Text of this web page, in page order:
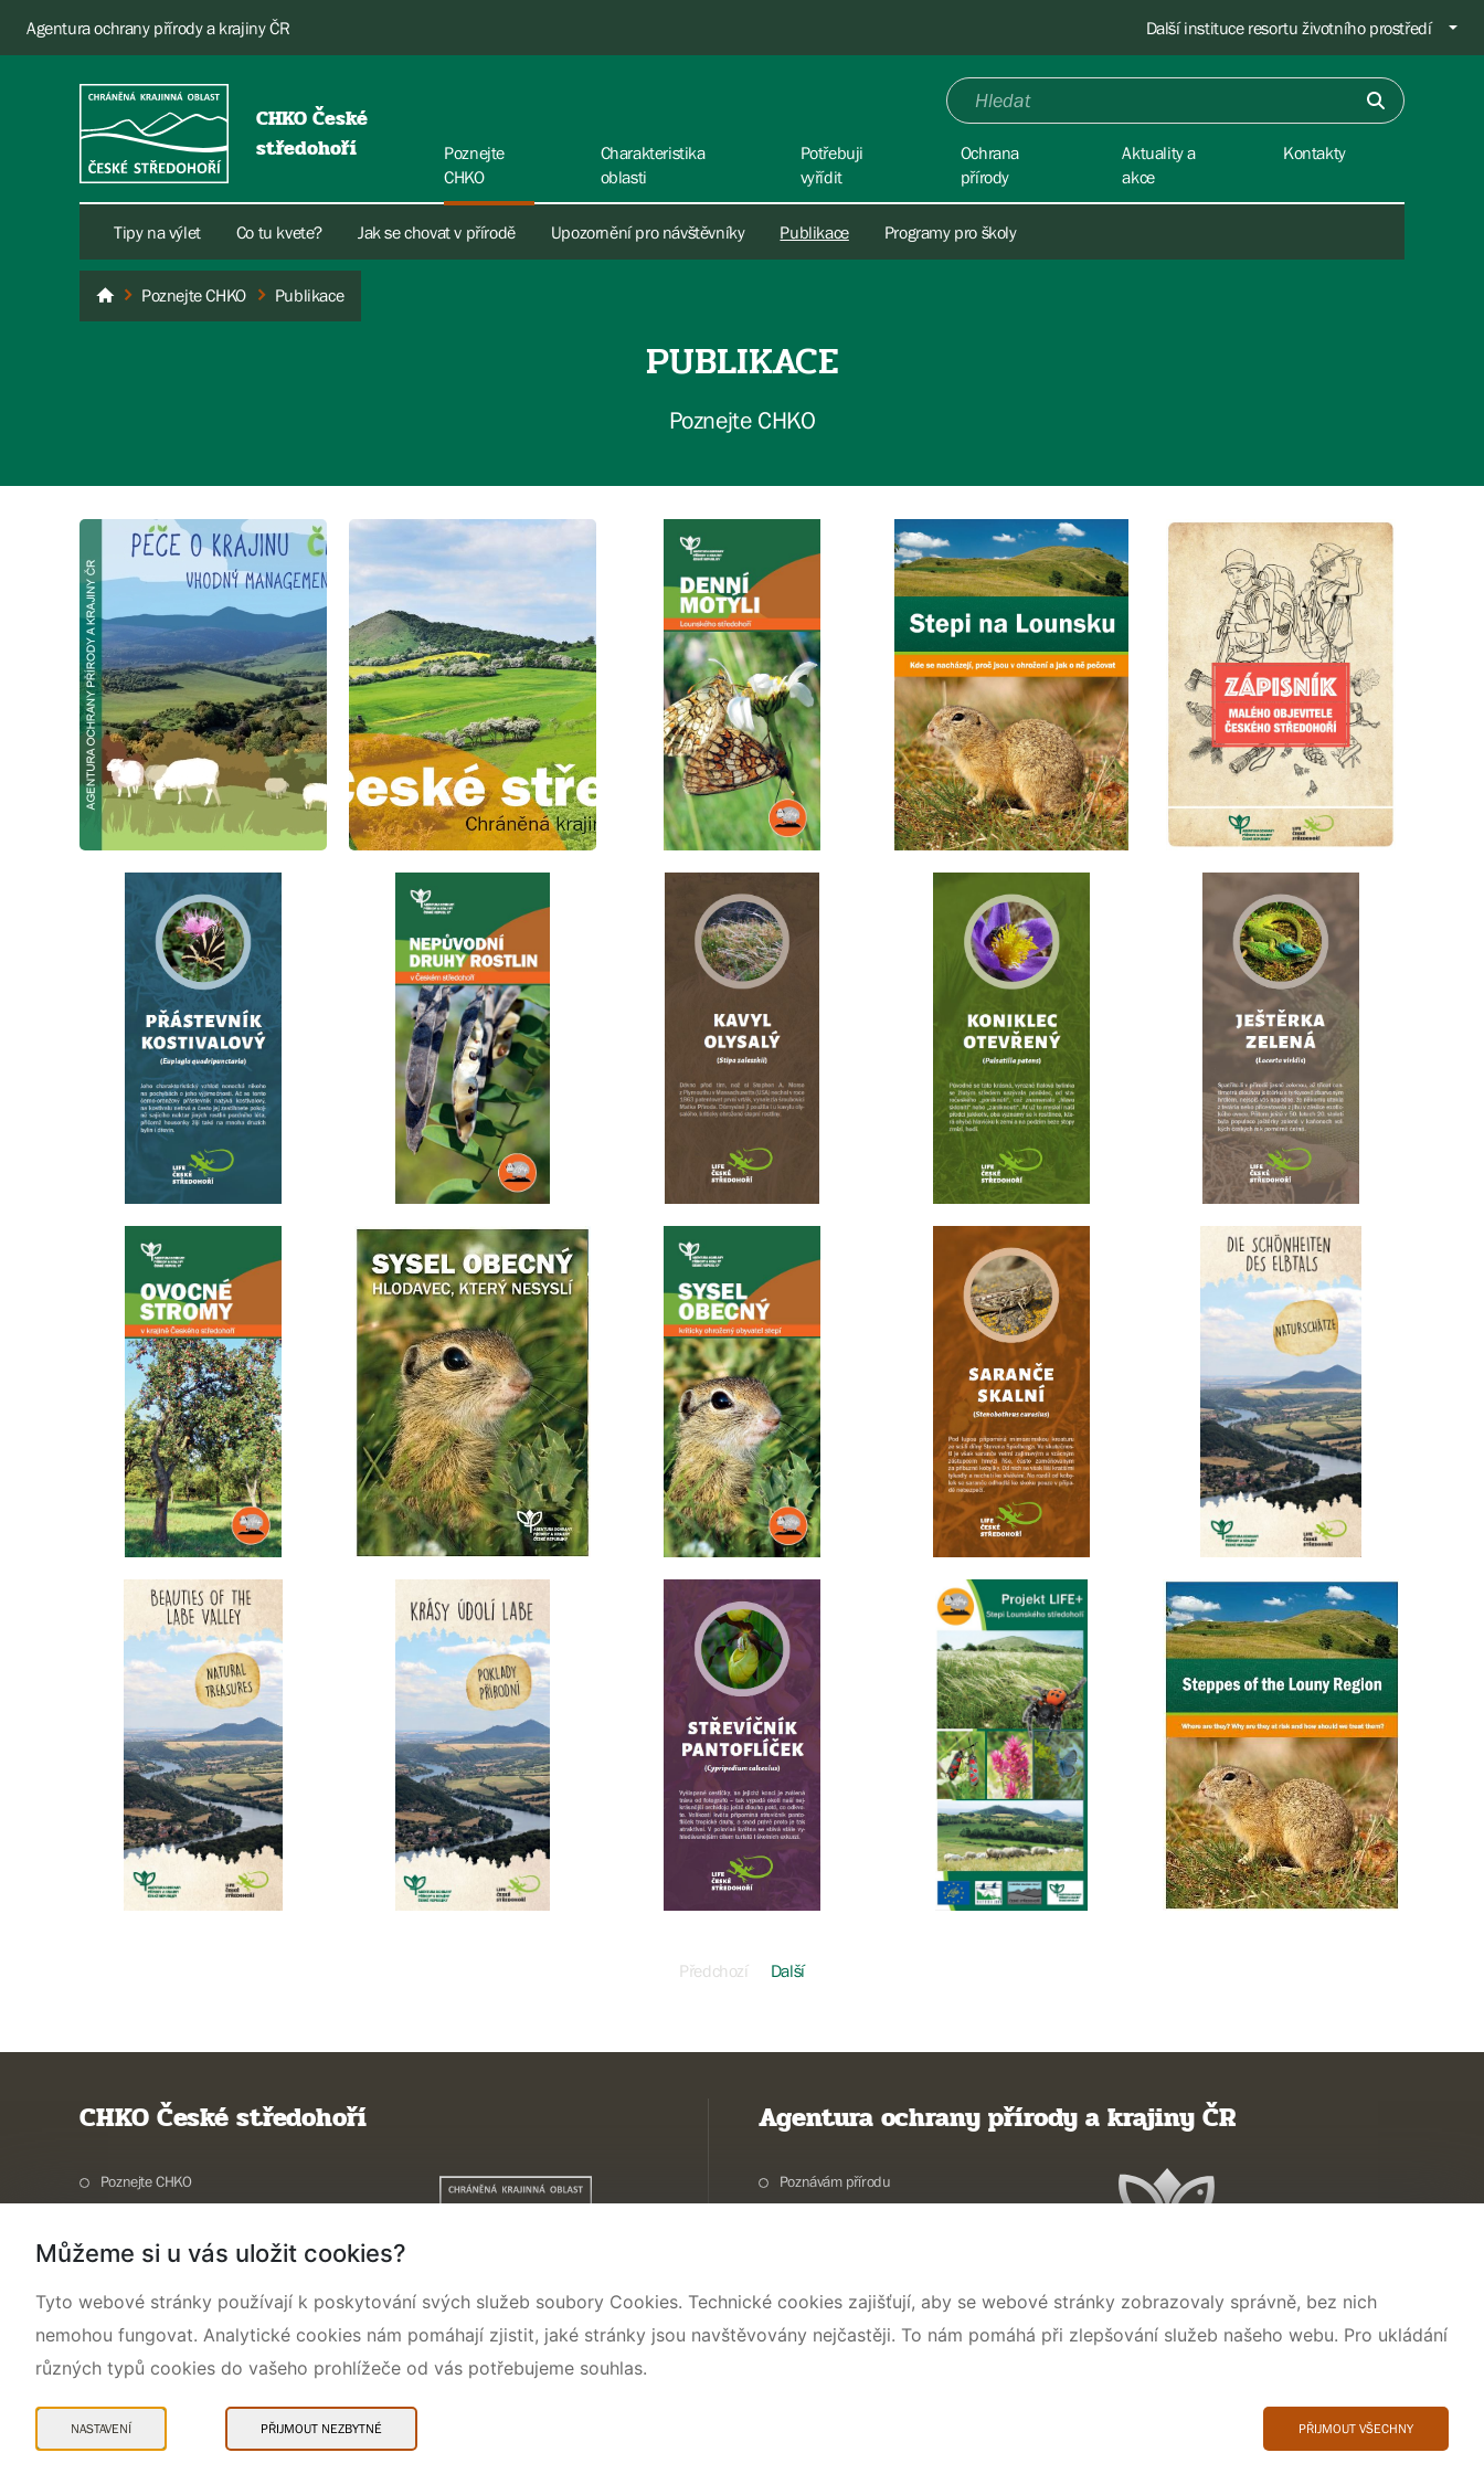
Agentura ochrany přírody a krajiny ČR Další instituce resortu životního prostředí
CHKO České
středohoří
Poznejte
CHKO
Tipy na výlet Co tu kvete? Jak se chovat v přírodě Upozornění pro návštěvníky Publikace Programy pro školy
Charakteristika
oblasti
Potřebuji
vyřídit
Ochrana
přírody
Aktuality a
akce
Kontakty
České středohoří
Poznejte CHKO Publikace
PUBLIKACE
Poznejte CHKO
Předchozí Další
CHKO České středohoří
Poznejte CHKO
Ochrana přírody
Aktuality a akce
Kontakty
Agentura ochrany přírody a krajiny ČR
Poznávám přírodu
Dokumentujeme přírodu
O nás
Mapa webu Prohlášení o přístupnosti Cookies Snadné čtení
Můžeme si u vás uložit cookies?
Tyto webové stránky používají k poskytování svých služeb soubory Cookies. Technické cookies zajišťují, aby se webové stránky zobrazovaly správně, bez nich
nemohou fungovat. Analytické cookies nám pomáhají zjistit, jaké stránky jsou navštěvovány nejčastěji. To nám pomáhá při zlepšování služeb našeho webu. Pro ukládání
různých typů cookies do vašeho prohlížeče od vás potřebujeme souhlas.
NASTAVENÍ PŘIJMOUT NEZBYTNÉ PŘIJMOUT VŠECHNY